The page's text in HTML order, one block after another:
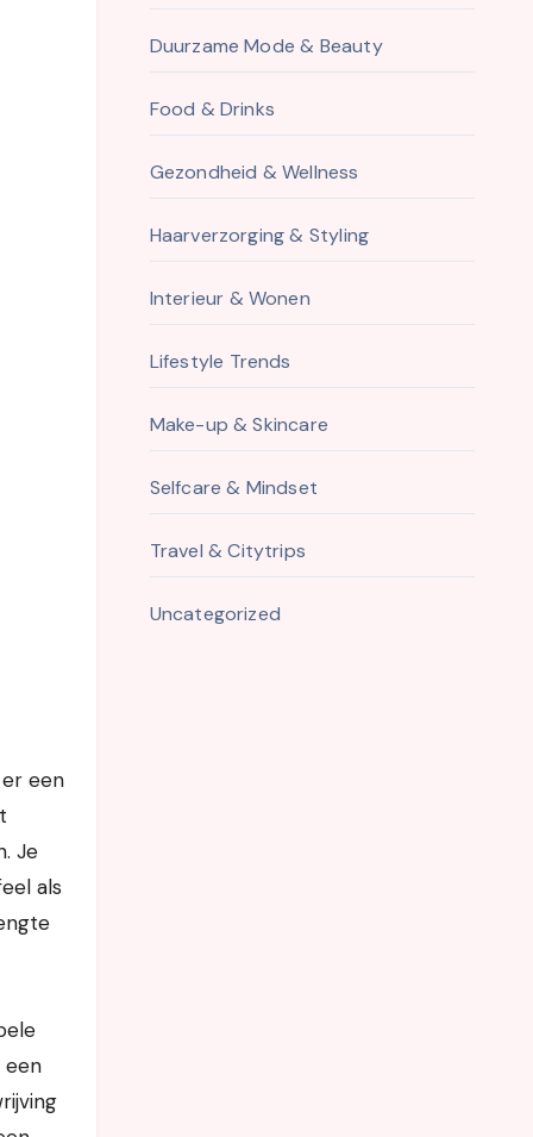
een
Je
als
een
Duurzame Mode & Beauty
Food & Drinks
Gezondheid & Wellness
Haarverzorging & Styling
Interieur & Wonen
Lifestyle Trends
Make-up & Skincare
Selfcare & Mindset
Travel & Citytrips
Uncategorized